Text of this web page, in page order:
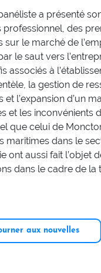
a présenté
professionnel, des
sur le marché de
le saut vers
associés à
la gestion de
et l’expansion d’un
et les inconvénients
que celui de
maritimes dans le
ont aussi fait l’objet
dans le cadre de la
aux nouvelles